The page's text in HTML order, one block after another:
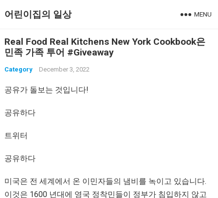
어린이집의 일상 MENU
Real Food Real Kitchens New York Cookbook은
민족 가족 투어 #Giveaway
Category December 3, 2022
공유가 돌보는 것입니다!
공유하다
트위터
공유하다
미국은 전 세계에서 온 이민자들의 냄비를 녹이고 있습니다.
이것은 1600 년대에 영국 정착민들이 정부가 침입하지 않고